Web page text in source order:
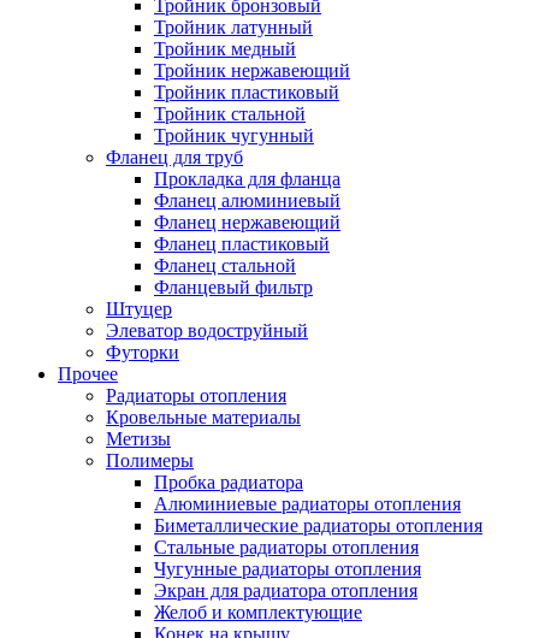
Тройник бронзовый
Тройник латунный
Тройник медный
Тройник нержавеющий
Тройник пластиковый
Тройник стальной
Тройник чугунный
Фланец для труб
Прокладка для фланца
Фланец алюминиевый
Фланец нержавеющий
Фланец пластиковый
Фланец стальной
Фланцевый фильтр
Штуцер
Элеватор водоструйный
Футорки
Прочее
Радиаторы отопления
Кровельные материалы
Метизы
Полимеры
Пробка радиатора
Алюминиевые радиаторы отопления
Биметаллические радиаторы отопления
Стальные радиаторы отопления
Чугунные радиаторы отопления
Экран для радиатора отопления
Желоб и комплектующие
Конек на крышу